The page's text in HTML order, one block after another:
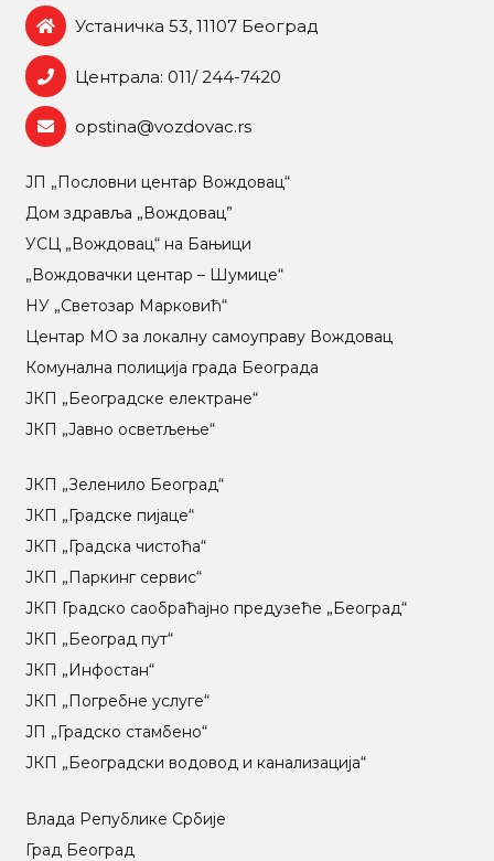
Устаничка 53, 11107 Београд
Централа: 011/ 244-7420
opstina@vozdovac.rs
ЈП „Пословни центар Вождовац“
Дом здравља „Вождовац”
УСЦ „Вождовац“ на Бањици
„Вождовачки центар – Шумице“
НУ „Светозар Марковић“
Центар МO за локалну самоуправу Вождовац
Комунална полиција града Београда
ЈКП „Београдске електране“
ЈКП „Јавно осветљење“
ЈКП „Зеленило Београд“
ЈКП „Градске пијаце“
ЈКП „Градска чистоћа“
ЈКП „Паркинг сервис“
ЈКП Градско саобраћајно предузеће „Београд“
ЈКП „Београд пут“
ЈКП „Инфостан“
ЈКП „Погребне услуге“
ЈП „Градско стамбено“
ЈКП „Београдски водовод и канализација“
Влада Републике Србије
Град Београд